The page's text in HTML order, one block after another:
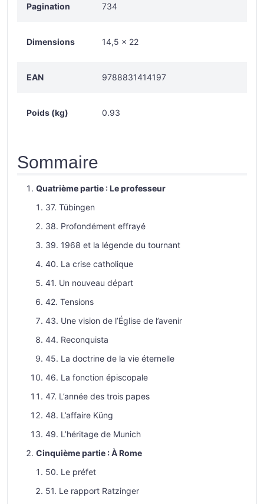
Pagination 734
Dimensions 14,5 × 22
EAN 9788831414197
Poids (kg) 0.93
Sommaire
Quatrième partie : Le professeur
37. Tübingen
38. Profondément effrayé
39. 1968 et la légende du tournant
40. La crise catholique
41. Un nouveau départ
42. Tensions
43. Une vision de l’Église de l’avenir
44. Reconquista
45. La doctrine de la vie éternelle
46. La fonction épiscopale
47. L’année des trois papes
48. L’affaire Küng
49. L’héritage de Munich
Cinquième partie : À Rome
50. Le préfet
51. Le rapport Ratzinger